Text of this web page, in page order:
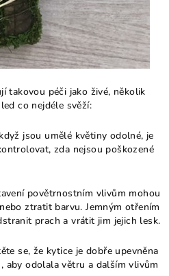
takovou péči jako živé, několik
co nejdéle svěží:
jsou umělé květiny odolné, je
zda nejsou poškozené
povětrnostním vlivům mohou
ztratit barvu. Jemným otřením
prach a vrátit jim jejich lesk.
se, že kytice je dobře upevněna
aby odolala větru a dalším vlivům